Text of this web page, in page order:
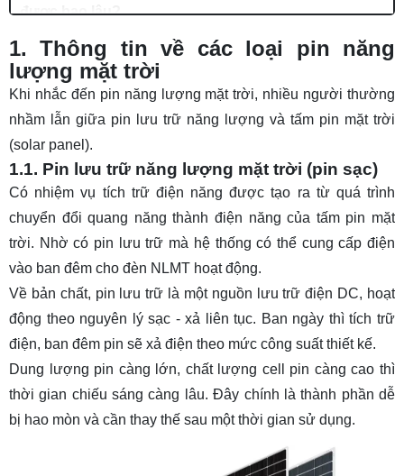
được bao lâu?
2.1. Tuổi thọ của tấm pin năng lượng mặt trời
Solar Panel
2.2. Tuổi thọ của pin lưu trữ năng lượng mặt trời
3. Cách tăng tuổi thọ pin năng lượng mặt trời
3.1. Tăng tuổi thọ pin lưu trữ năng lượng mặt
3.2. Tăng tuổi thọ tấm pin năng lượng mặt trời
4. Khi nào nên thay thế pin năng lượng mặt
trời?
4.1. Thay thế tấm pin năng lượng mặt trời panel
solar
5.2. Thay thế pin lưu trữ năng lượng mặt trời
1. Thông tin về các loại pin năng
lượng mặt trời
Khi nhắc đến pin năng lượng mặt trời, nhiều người thường
nhầm lẫn giữa pin lưu trữ năng lượng và tấm pin mặt trời
(solar panel).
1.1. Pin lưu trữ năng lượng mặt trời (pin sạc)
Có nhiệm vụ tích trữ điện năng được tạo ra từ quá trình
chuyển đổi quang năng thành điện năng của tấm pin mặt
trời. Nhờ có pin lưu trữ mà hệ thống có thể cung cấp điện
vào ban đêm cho đèn NLMT hoạt động.
Về bản chất, pin lưu trữ là một nguồn lưu trữ điện DC, hoạt
động theo nguyên lý sạc - xả liên tục. Ban ngày thì tích trữ
điện, ban đêm pin sẽ xả điện theo mức công suất thiết kế.
Dung lượng pin càng lớn, chất lượng cell pin càng cao thì
thời gian chiếu sáng càng lâu. Đây chính là thành phần dễ
bị hao mòn và cần thay thế sau một thời gian sử dụng.